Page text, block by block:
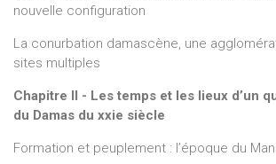
nouvelle configuration
La conurbation damascène, une
sites multiples
Chapitre II - Les temps et les lieux d’un
du Damas du xxie siècle
Formation et peuplement : l’époque du